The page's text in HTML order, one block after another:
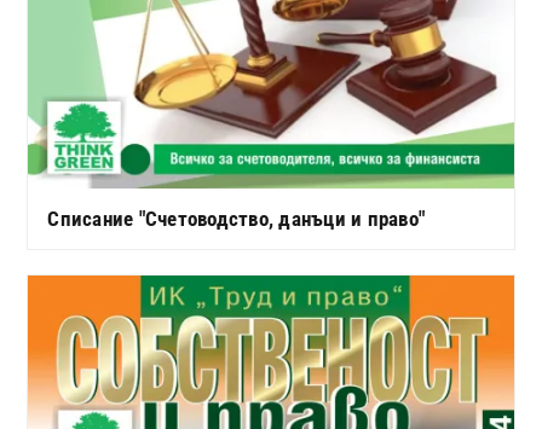
Списание "Счетоводство, данъци и право"